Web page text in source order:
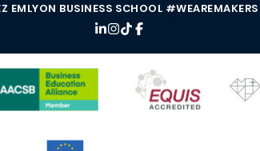
EMLYON BUSINESS SCHOOL #WEAREMAKERS
IMAGE